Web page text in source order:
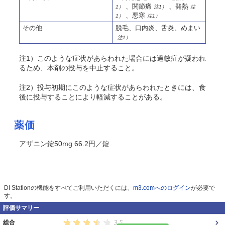
1）
、関節痛 注1） 、発熱 注
1）
、悪寒 注1）
その他 脱毛、口内炎、舌炎、めまい
注1）
注1）このような症状があらわれた場合には過敏症が疑われ
るため、本剤の投与を中止すること。
注2）投与初期にこのような症状があらわれたときには、食
後に投与することにより軽減することがある。
薬価
アザニン錠50mg 66.2円／錠
DI Stationの機能をすべてご利用いただくには、 m3.comへのログインが必要で
す。
評価サマリー
総合